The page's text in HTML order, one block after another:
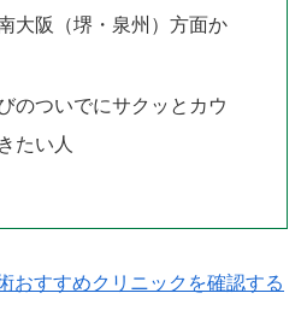
大阪（堺・泉州）方面か
のついでにサクッとカウ
たい人
おすすめクリニックを確認する